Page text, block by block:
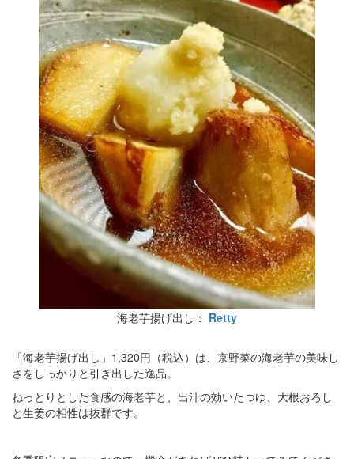
海老芋揚げ出し： Retty
「海老芋揚げ出し」1,320円（税込）は、京野菜の海老芋の美味し
さをしっかりと引き出した逸品。
ねっとりとした食感の海老芋と、出汁の効いたつゆ、大根おろし
と生姜の相性は抜群です。